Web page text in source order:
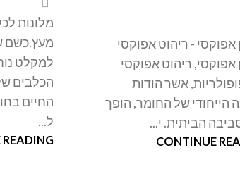
אפוקסי - ריהוט אפוקסי
אפוקסי, ריהוט אפוקסי
אשר הודות
הייחודי של החומר, הופך
הביתית. י...
CONTINUE
מלונות
מעץ.כשם
למקלט
הכלבים
החיים
ל...